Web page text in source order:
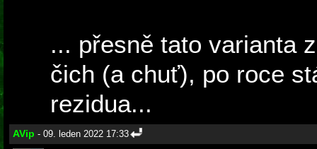
... přesně tato varianta
čich (a chuť), po roce
rezidua...
AVip - 09. leden 2022 17:33